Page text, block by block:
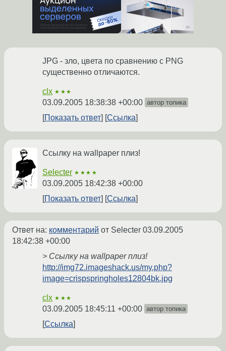
JPG - зло, цвета по сравнению с PNG
существенно отличаются.
clx ★★★
03.09.2005 18:38:38 +00:00 автор топика
Показать ответ Ссылка
Ссылку на wallpaper плиз!
Selecter ★★★★
03.09.2005 18:42:38 +00:00
Показать ответ
Ссылка
Ответ на: комментарий от Selecter 03.09.2005
18:42:38 +00:00
> Ссылку на wallpaper плиз!
http://img72.imageshack.us/my.php?
image=crispspringholes12804bk.jpg
clx ★★★
03.09.2005 18:45:11 +00:00 автор топика
Ссылка